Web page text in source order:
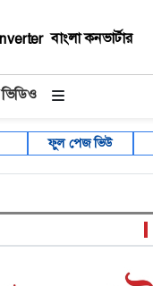
বাংলা কনভার্টার
ভিডিও
ফুল পেজ ভিউ